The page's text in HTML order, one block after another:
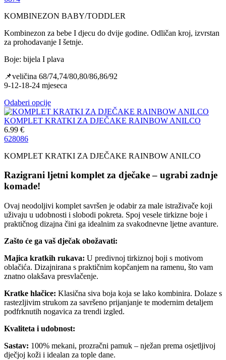
KOMBINEZON BABY/TODDLER
Kombinezon za bebe I djecu do dvije godine. Odličan kroj, izvrstan
za prohodavanje I šetnje.
Boje: bijela I plava
📌veličina 68/74,74/80,80/86,86/92
9-12-18-24 mjeseca
Odaberi opcije
KOMPLET KRATKI ZA DJEČAKE RAINBOW ANILCO
6.99 €
628086
KOMPLET KRATKI ZA DJEČAKE RAINBOW ANILCO
Razigrani ljetni komplet za dječake – ugrabi zadnje
komade!
Ovaj neodoljivi komplet savršen je odabir za male istraživače koji
uživaju u udobnosti i slobodi pokreta. Spoj vesele tirkizne boje i
praktičnog dizajna čini ga idealnim za svakodnevne ljetne avanture.
Zašto će ga vaš dječak obožavati:
Majica kratkih rukava: U predivnoj tirkiznoj boji s motivom
oblačića. Dizajnirana s praktičnim kopčanjem na ramenu, što vam
znatno olakšava presvlačenje.
Kratke hlačice: Klasična siva boja koja se lako kombinira. Dolaze s
rastezljivim strukom za savršeno prijanjanje te modernim detaljem
podfrknutih nogavica za trendi izgled.
Kvaliteta i udobnost:
Sastav: 100% mekani, prozračni pamuk – nježan prema osjetljivoj
dječjoj koži i idealan za tople dane.